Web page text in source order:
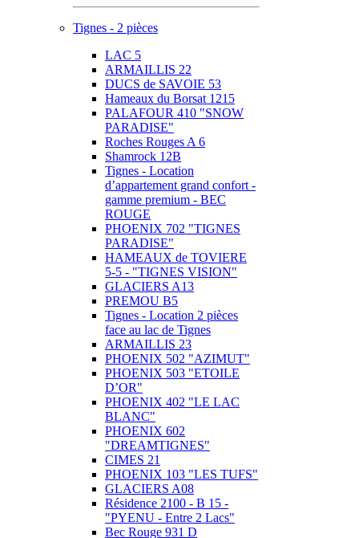
Tignes - 2 pièces
LAC 5
ARMAILLIS 22
DUCS de SAVOIE 53
Hameaux du Borsat 1215
PALAFOUR 410 "SNOW
PARADISE"
Roches Rouges A 6
Shamrock 12B
Tignes - Location
d’appartement grand confort -
gamme premium - BEC
ROUGE
PHOENIX 702 "TIGNES
PARADISE"
HAMEAUX de TOVIERE
5-5 - "TIGNES VISION"
GLACIERS A13
PREMOU B5
Tignes - Location 2 pièces
face au lac de Tignes
ARMAILLIS 23
PHOENIX 502 "AZIMUT"
PHOENIX 503 "ETOILE
D’OR"
PHOENIX 402 "LE LAC
BLANC"
PHOENIX 602
"DREAMTIGNES"
CIMES 21
PHOENIX 103 "LES TUFS"
GLACIERS A08
Résidence 2100 - B 15 -
"PYENU - Entre 2 Lacs"
Bec Rouge 931 D